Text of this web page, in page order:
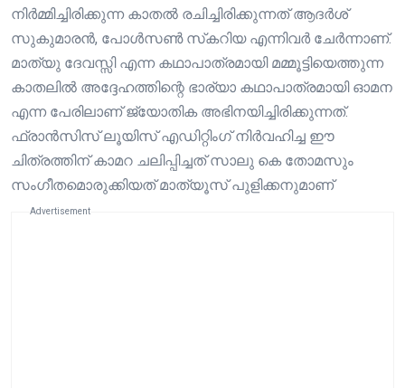
നിർമ്മിച്ചിരിക്കുന്ന കാതൽ രചിച്ചിരിക്കുന്നത് ആദർശ്
സുകുമാരൻ, പോൾസൺ സ്‌കറിയ എന്നിവർ ചേർന്നാണ്.
മാത്യു ദേവസ്സി എന്ന കഥാപാത്രമായി മമ്മൂട്ടിയെത്തുന്ന
കാതലിൽ അദ്ദേഹത്തിന്റെ ഭാര്യാ കഥാപാത്രമായി ഓമന
എന്ന പേരിലാണ് ജ്യോതിക അഭിനയിച്ചിരിക്കുന്നത്.
ഫ്രാൻസിസ് ലൂയിസ് എഡിറ്റിംഗ് നിർവഹിച്ച ഈ
ചിത്രത്തിന് കാമറ ചലിപ്പിച്ചത് സാലു കെ തോമസും
സംഗീതമൊരുക്കിയത് മാത്യൂസ് പുളിക്കനുമാണ്
Advertisement